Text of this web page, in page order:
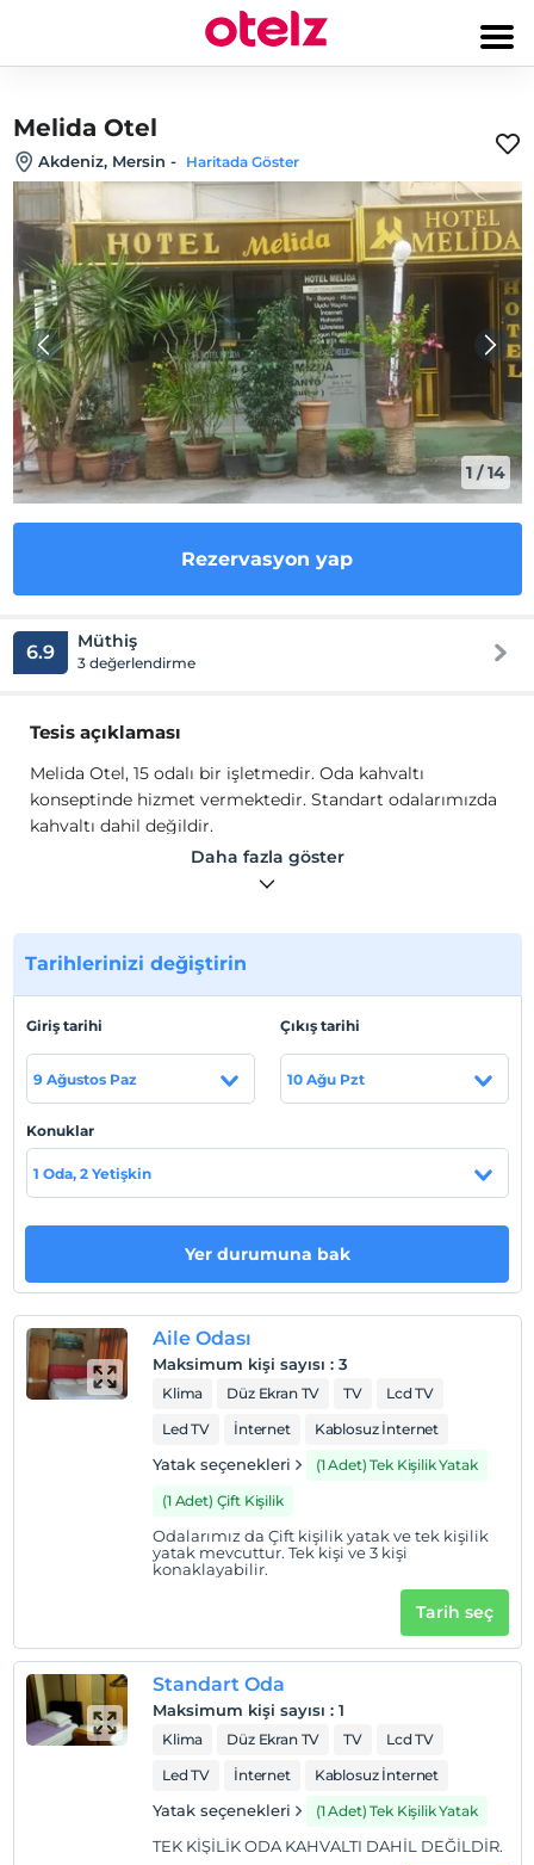
Melida Otel
Akdeniz, Mersin - Haritada Göster
1 /14
Rezervasyon yap
6.9 Müthiş
3 değerlendirme
Tesis açıklaması
Melida Otel, 15 odalı bir işletmedir. Oda kahvaltı
konseptinde hizmet vermektedir. Standart odalarımızda
kahvaltı dahil değildir.
Otelimiz 7 aile odası ve 8 standart odadan oluşmaktadır.
resepsiyon hizmeti, klima, dünya kanallarının bulunduğu
LCD TV, sıcak su bulunmaktadır. Odalarımız her gün
temizlenmektedir. Nevresim takımları, havlular günlük
olarak değiştirilmektedir.
Siz değerli misafirlerimizi bir aile sıcaklığı ile
ağırlamaktan mutluluk duyacağız.
Tesis lokasyon bilgileri
Mersin Merkez Akdeniz'deki otelimiz, şehrin tam
merkezinde konumlanmıştır. Çevresinde alışveriş
mağazaları, bankalar, devlet binaları, kongre ve sergi
salonları, konser ve tiyatro mekanları, müzeler ve
ulaşım imkanı sağlarken, sahile yürüme mesafesindedir.
Otelimiz, Mersin'in tarihi ve kültürel zenginliklerine
erişim sunarak, misafirlerine hem merkezi hem de keyifli
bir konaklama deneyimi vadediyor.
Haritada Göster
Otel koşulları
Check/out
En geç saat 10:30 ve öncesi
Evcil Hayvan
Evcil hayvan kabul edilmemektedir.
Sigara içilen alanlar var
Daha fazla göster
Tarihlerinizi değiştirin
Giriş tarihi
9 Ağustos Paz
Çıkış tarihi
10 Ağu Pzt
Konuklar
1 Oda, 2 Yetişkin
Yer durumuna bak
Aile Odası
Maksimum kişi sayısı : 3
Klima Düz Ekran TV TV
Lcd TV
Led TV
İnternet Kablosuz İnternet
Yatak seçenekleri
(1 Adet) Tek Kişilik Yatak
(1 Adet) Çift Kişilik
Odalarımız da Çift kişilik yatak ve tek kişilik
yatak mevcuttur. Tek kişi ve 3 kişi
konaklayabilir.
Tarih seç
Standart Oda
Maksimum kişi sayısı : 1
Klima Düz Ekran TV TV
Lcd TV
Led TV
İnternet Kablosuz İnternet
Yatak seçenekleri (1 Adet) Tek Kişilik Yatak
TEK KİŞİLİK ODA KAHVALTI DAHİL DEĞİLDİR.